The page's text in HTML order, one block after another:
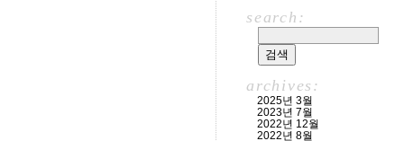
search:
archives:
2025년 3월
2023년 7월
2022년 12월
2022년 8월